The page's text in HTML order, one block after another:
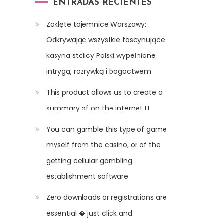
ENTRADAS RECIENTES
Zaklęte tajemnice Warszawy:
Odkrywając wszystkie fascynujące
kasyna stolicy Polski wypełnione
intrygą, rozrywką i bogactwem
This product allows us to create a
summary of on the internet U
You can gamble this type of game
myself from the casino, or of the
getting cellular gambling
establishment software
Zero downloads or registrations are
essential � just click and